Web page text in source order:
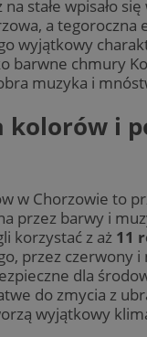
stałe wpisało
a tegoroczna
wyjątkowy
barwne chmury
muzyka i
kolorów i
w Chorzowie to
przez barwy i
korzystać z aż 11
przez czerwony
dla
do zmycia z
wyjątkowy